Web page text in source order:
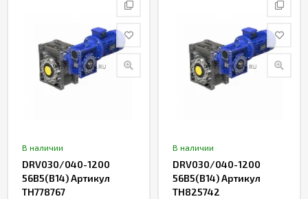
В наличии
DRV030/040-1200
56B5(B14) Артикул
TH778767
В наличии
DRV030/040-1200
56B5(B14) Артикул
TH825742